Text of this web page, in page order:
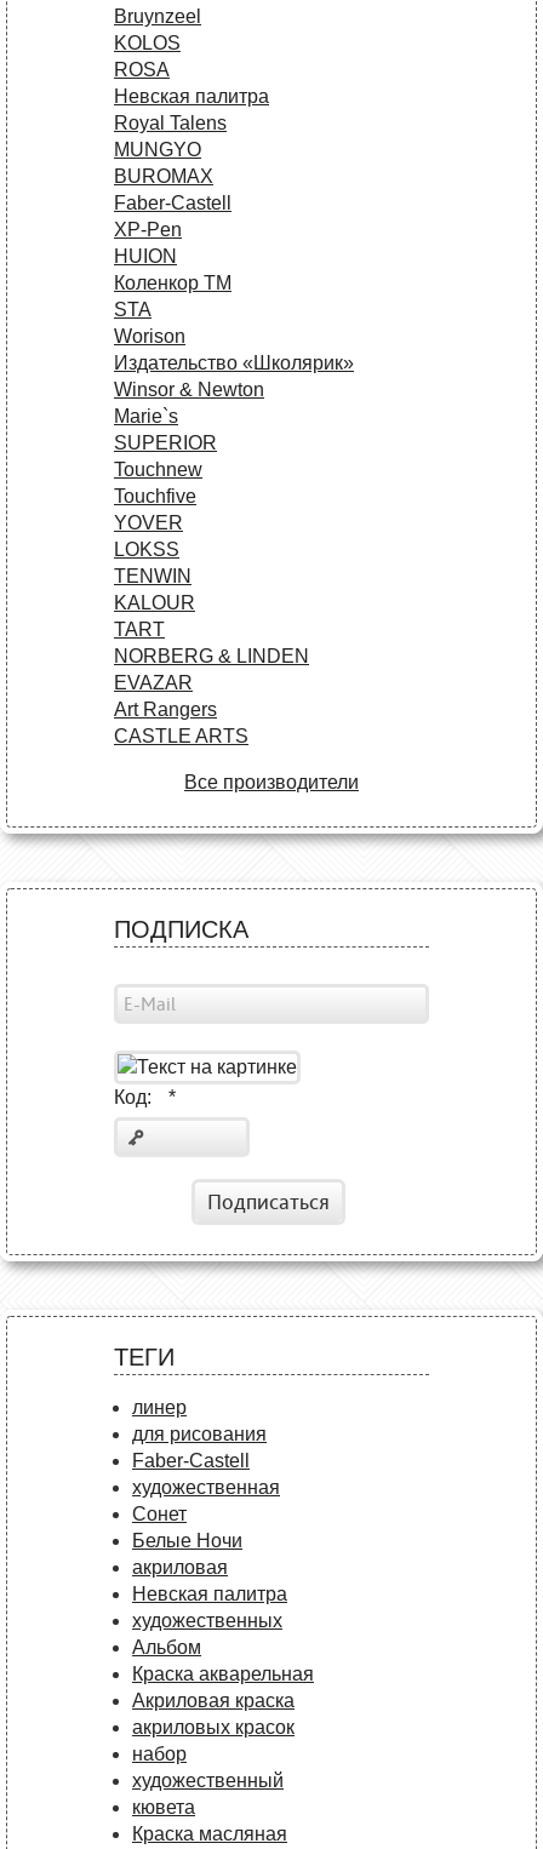
Bruynzeel
KOLOS
ROSA
Невская палитра
Royal Talens
MUNGYO
BUROMAX
Faber-Castell
XP-Pen
HUION
Коленкор ТМ
STA
Worison
Издательство «Школярик»
Winsor & Newton
Marie`s
SUPERIOR
Touchnew
Touchfive
YOVER
LOKSS
TENWIN
KALOUR
TART
NORBERG & LINDEN
EVAZAR
Art Rangers
CASTLE ARTS
Все производители
ПОДПИСКА
Код: *
Подписаться
ТЕГИ
линер
для рисования
Faber-Castell
художественная
Сонет
Белые Ночи
акриловая
Невская палитра
художественных
Альбом
Краска акварельная
Акриловая краска
акриловых красок
набор
художественный
кювета
Краска масляная